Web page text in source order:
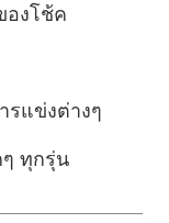
องโช้ค
รแข่งต่างๆ
ๆ ทุกรุ่น